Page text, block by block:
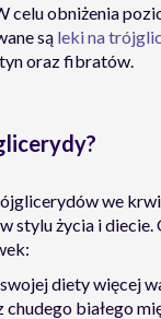
celu obniżenia
są leki na
oraz fibratów.
we
stylu życia i
diety więcej
chudego białego